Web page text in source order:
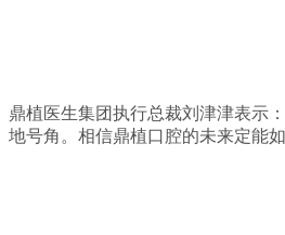
鼎植医生集团执行总裁刘津津表示
地号角。相信鼎植口腔的未来定能